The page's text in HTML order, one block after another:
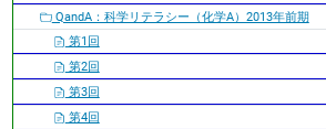
QandA：科学リテラシー（化学A）2013年前期
第1回
第2回
第3回
第4回